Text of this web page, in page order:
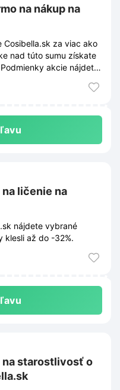
na nákup na
Cosibella.sk za viac ako
nad túto sumu získate
akcie nájdete
ličenie na
nájdete vybrané
klesli až do -32%.
na starostlivosť o